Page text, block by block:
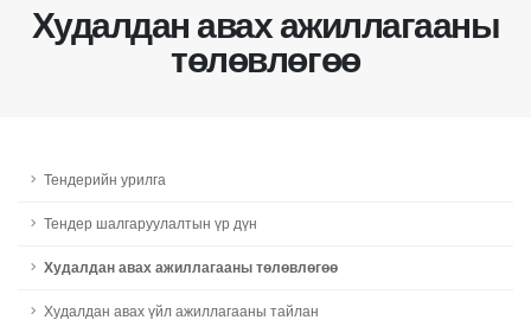
Худалдан авах ажиллагааны
төлөвлөгөө
Тендерийн урилга
Тендер шалгаруулалтын үр дүн
Худалдан авах ажиллагааны төлөвлөгөө
Худалдан авах үйл ажиллагааны тайлан